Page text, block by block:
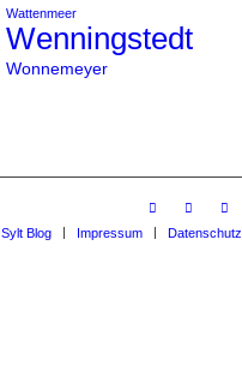
Wattenmeer
Wenningstedt
Wonnemeyer
Sylt Blog Impressum Datenschutz